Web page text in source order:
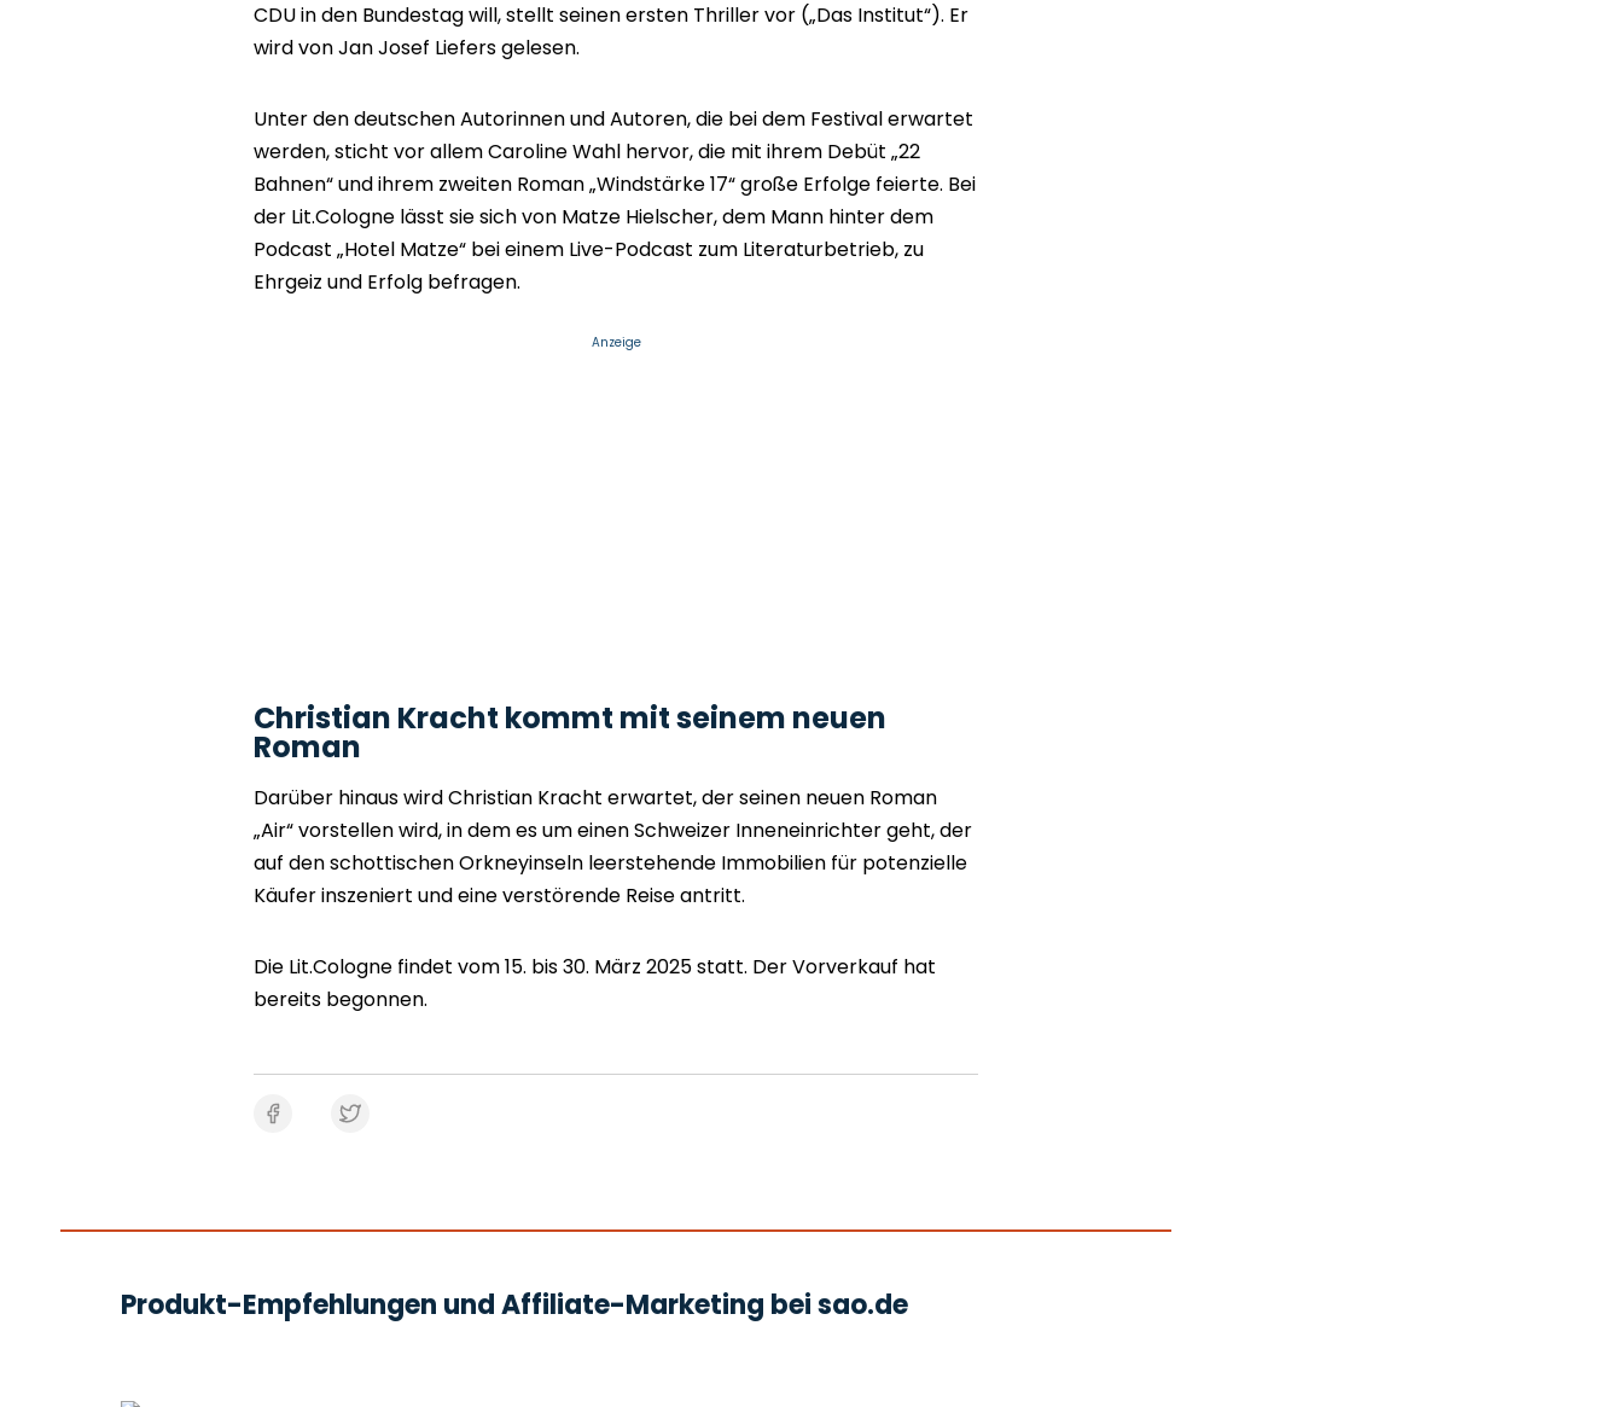
CDU in den Bundestag will, stellt seinen ersten Thriller vor („Das Institut“). Er
wird von Jan Josef Liefers gelesen.
Unter den deutschen Autorinnen und Autoren, die bei dem Festival erwartet
werden, sticht vor allem Caroline Wahl hervor, die mit ihrem Debüt „22
Bahnen“ und ihrem zweiten Roman „Windstärke 17“ große Erfolge feierte. Bei
der Lit.Cologne lässt sie sich von Matze Hielscher, dem Mann hinter dem
Podcast „Hotel Matze“ bei einem Live-Podcast zum Literaturbetrieb, zu
Ehrgeiz und Erfolg befragen.
Anzeige
Christian Kracht kommt mit seinem neuen
Roman
Darüber hinaus wird Christian Kracht erwartet, der seinen neuen Roman
„Air“ vorstellen wird, in dem es um einen Schweizer Inneneinrichter geht, der
auf den schottischen Orkneyinseln leerstehende Immobilien für potenzielle
Käufer inszeniert und eine verstörende Reise antritt.
Die Lit.Cologne findet vom 15. bis 30. März 2025 statt. Der Vorverkauf hat
bereits begonnen.
Produkt-Empfehlungen und Affiliate-Marketing bei sao.de